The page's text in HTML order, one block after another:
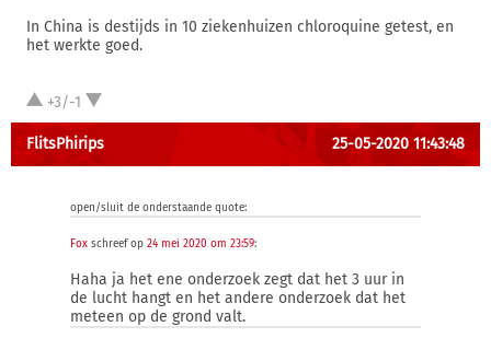
In China is destijds in 10 ziekenhuizen chloroquine getest, en
het werkte goed.
+3/-1
FlitsPhirips 25-05-2020 11:43:48
open/sluit de onderstaande quote:
Fox schreef op 24 mei 2020 om 23:59:
Haha ja het ene onderzoek zegt dat het 3 uur in
de lucht hangt en het andere onderzoek dat het
meteen op de grond valt.